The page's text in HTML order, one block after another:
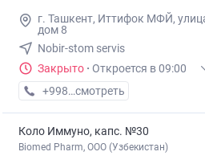
г. Ташкент, Иттифок МФЙ,
дом 8
Nobir-stom servis
Закрыто · Откроется в 09:00
+998 (97) XXX-XX-XX
смотреть
Коло Иммуно, капс. №30
Biomed Pharm, OOO (Узбекистан)